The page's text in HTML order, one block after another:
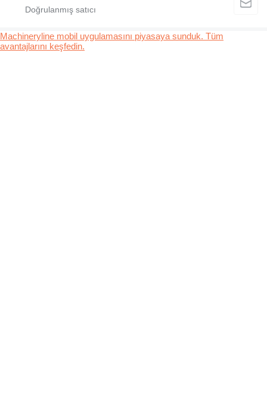
Machineryline mobil uygulamasını piyasaya sunduk. Tüm
avantajlarını keşfedin.